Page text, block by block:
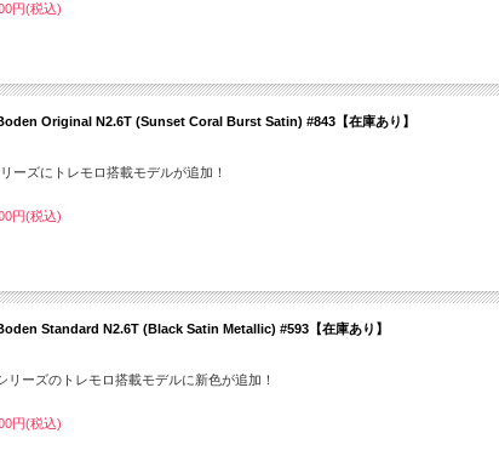
円(税込)
Original N2.6T (Sunset Coral Burst Satin) #843【在庫あり】
ーズにトレモロ搭載モデルが追加！
円(税込)
Standard N2.6T (Black Satin Metallic) #593【在庫あり】
リーズのトレモロ搭載モデルに新色が追加！
円(税込)